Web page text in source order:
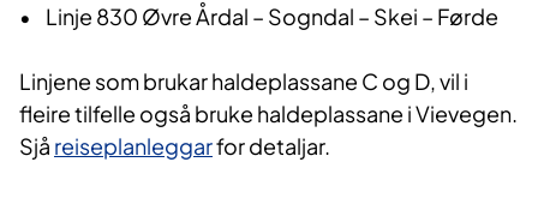
• Linje 830 Øvre Årdal – Sogndal – Skei – Førde
Linjene som brukar haldeplassane C og D, vil i
fleire tilfelle også bruke haldeplassane i Vievegen.
Sjå reiseplanleggarfor detaljar.